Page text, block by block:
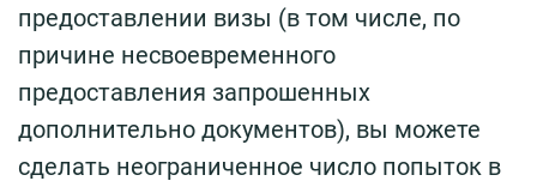
предоставлении визы (в том числе, по
причине несвоевременного
предоставления запрошенных
дополнительно документов), вы можете
сделать неограниченное число попыток в